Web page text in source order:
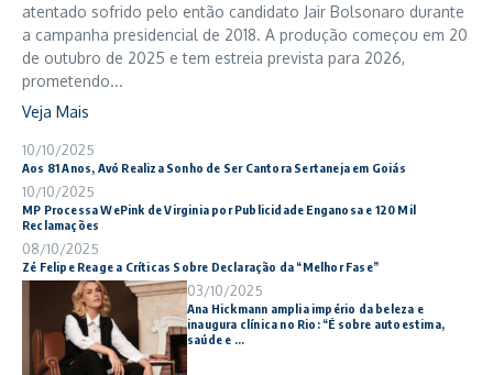
atentado sofrido pelo então candidato Jair Bolsonaro durante
a campanha presidencial de 2018. A produção começou em 20
de outubro de 2025 e tem estreia prevista para 2026,
prometendo...
Veja Mais
10/10/2025
Aos 81 Anos, Avó Realiza Sonho de Ser Cantora Sertaneja em Goiás
10/10/2025
MP Processa WePink de Virginia por Publicidade Enganosa e 120 Mil
Reclamações
08/10/2025
Zé Felipe Reage a Críticas Sobre Declaração da “Melhor Fase”
03/10/2025
Ana Hickmann amplia império da beleza e
inaugura clínica no Rio: “É sobre autoestima,
saúde e ...